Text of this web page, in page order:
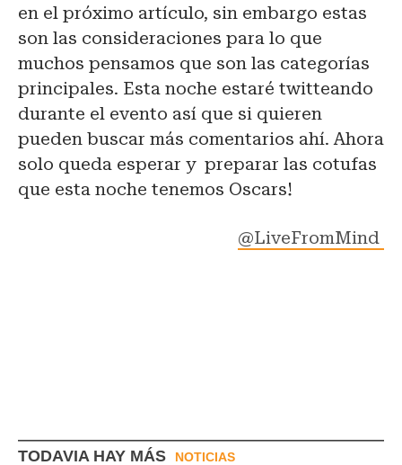
en el próximo artículo, sin embargo estas
son las consideraciones para lo que
muchos pensamos que son las categorías
principales. Esta noche estaré twitteando
durante el evento así que si quieren
pueden buscar más comentarios ahí. Ahora
solo queda esperar y preparar las cotufas
que esta noche tenemos Oscars!
@LiveFromMind
TODAVIA HAY MÁS NOTICIAS